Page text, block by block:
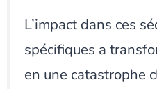
L’impact dans ces
spécifiques a
en une catastrophe